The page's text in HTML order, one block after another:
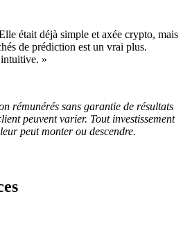
était déjà simple et axée crypto, mais
de prédiction est un vrai plus.
»
rémunérés sans garantie de résultats
peuvent varier. Tout investissement
peut monter ou descendre.